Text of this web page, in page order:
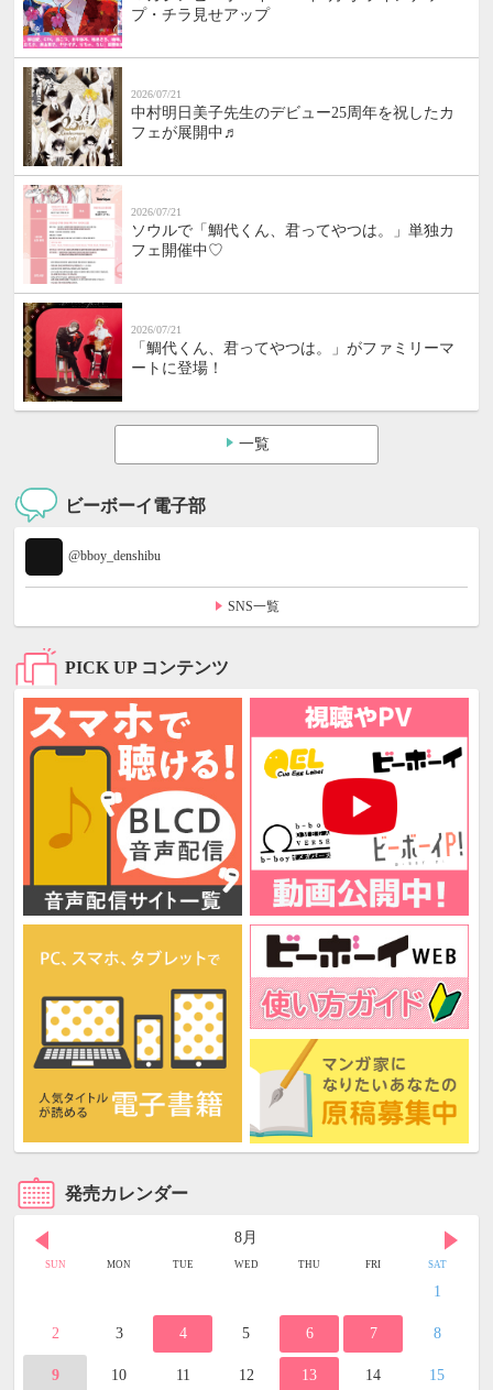
プ・チラ見せアップ
2026/07/21
中村明日美子先生のデビュー25周年を祝したカ
フェが展開中♬
2026/07/21
ソウルで「鯛代くん、君ってやつは。」単独カ
フェ開催中♡
2026/07/21
「鯛代くん、君ってやつは。」がファミリーマ
ートに登場！
一覧
ビーボーイ電子部
@bboy_denshibu
SNS一覧
PICK UP コンテンツ
発売カレンダー
8月
SUN MON TUE WED THU FRI SAT
1
2 3 4 5 6 7 8
9 10 11 12 13 14 15